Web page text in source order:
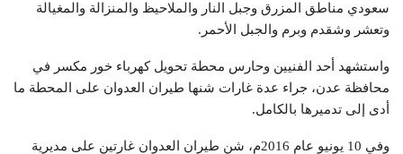
سعودي مناطق المزرق وجبل النار والملاحيظ والمنزالة والمغيالة
وتعشر وشقدم وبرم والجبل الأحمر.
واستشهد أحد الفنيين وحارس محطة تحويل كهرباء خور مكسر في
محافظة عدن، جراء عدة غارات شنها طيران العدوان على المحطة ما
أدى إلى تدميرها بالكامل.
وفي 10 يونيو عام 2016م، شن طيران العدوان غارتين على مديرية